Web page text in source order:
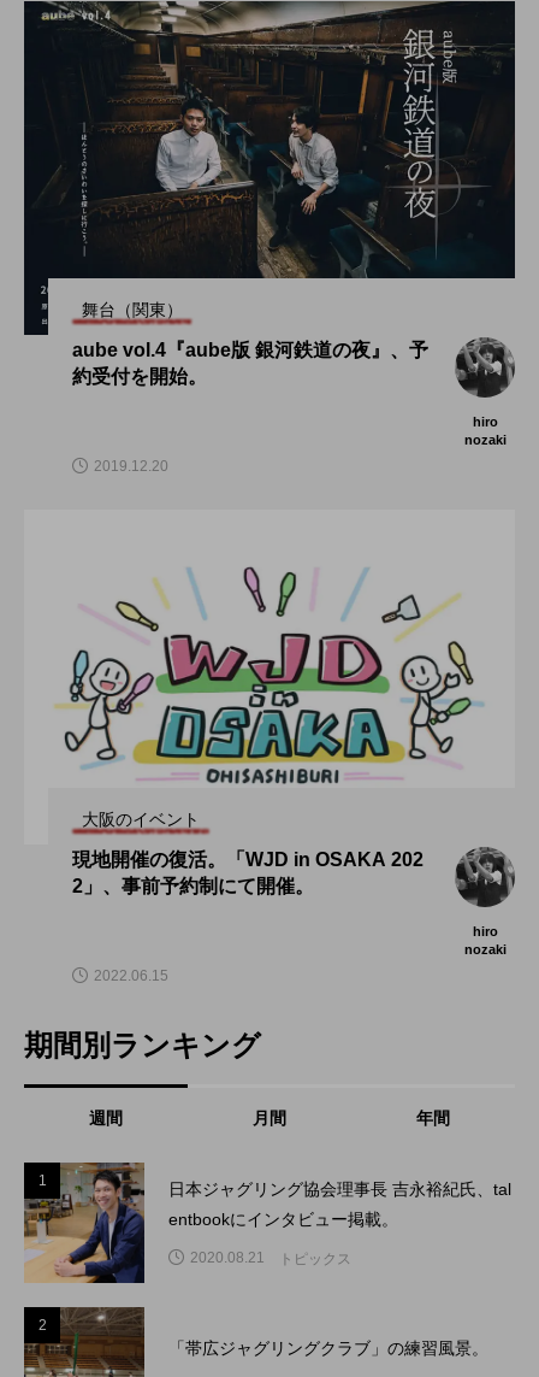
舞台（関東）
aube vol.4『aube版 銀河鉄道の夜』、予
約受付を開始。
hiro
nozaki
2019.12.20
大阪のイベント
現地開催の復活。「WJD in OSAKA 202
2」、事前予約制にて開催。
hiro
nozaki
2022.06.15
期間別ランキング
週間 月間 年間
1
日本ジャグリング協会理事長 吉永裕紀氏、tal
entbookにインタビュー掲載。
2020.08.21 トピックス
2
「帯広ジャグリングクラブ」の練習風景。